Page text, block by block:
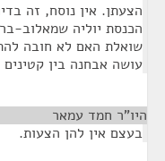
הצעתן. אין נוסח, זה
הכנסת יוליה שמאלוב-
שואלת האם לא חובה
עושה אבחנה בין קטינים
היו"ר חמד עמאר
בעצם אין להן הצעות.